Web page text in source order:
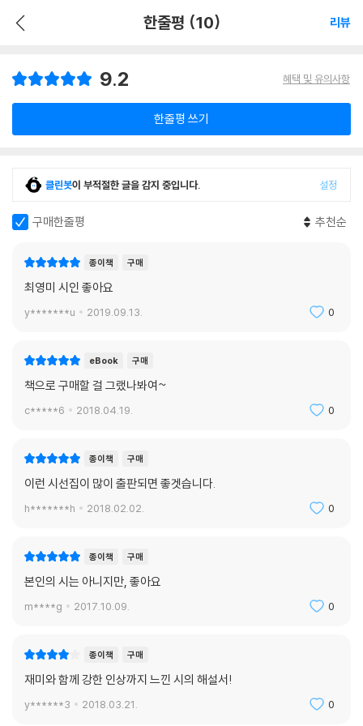
한줄평 (10) 리뷰
9.2 혜택 및 유의사항
한줄평 쓰기
클린봇이 부적절한 글을 감지 중입니다. 설정
구매한줄평 추천순
종이책 구매
최영미 시인 좋아요
y*******u 2019.09.13. 0
eBook 구매
책으로 구매할 걸 그랬나봐여~
c*****6 2018.04.19. 0
종이책 구매
이런 시선집이 많이 출판되면 좋겟습니다.
h*******h 2018.02.02. 0
종이책 구매
본인의 시는 아니지만, 좋아요
m****g 2017.10.09. 0
종이책 구매
재미와 함께 강한 인상까지 느낀 시의 해설서!
y******3 2018.03.21. 0